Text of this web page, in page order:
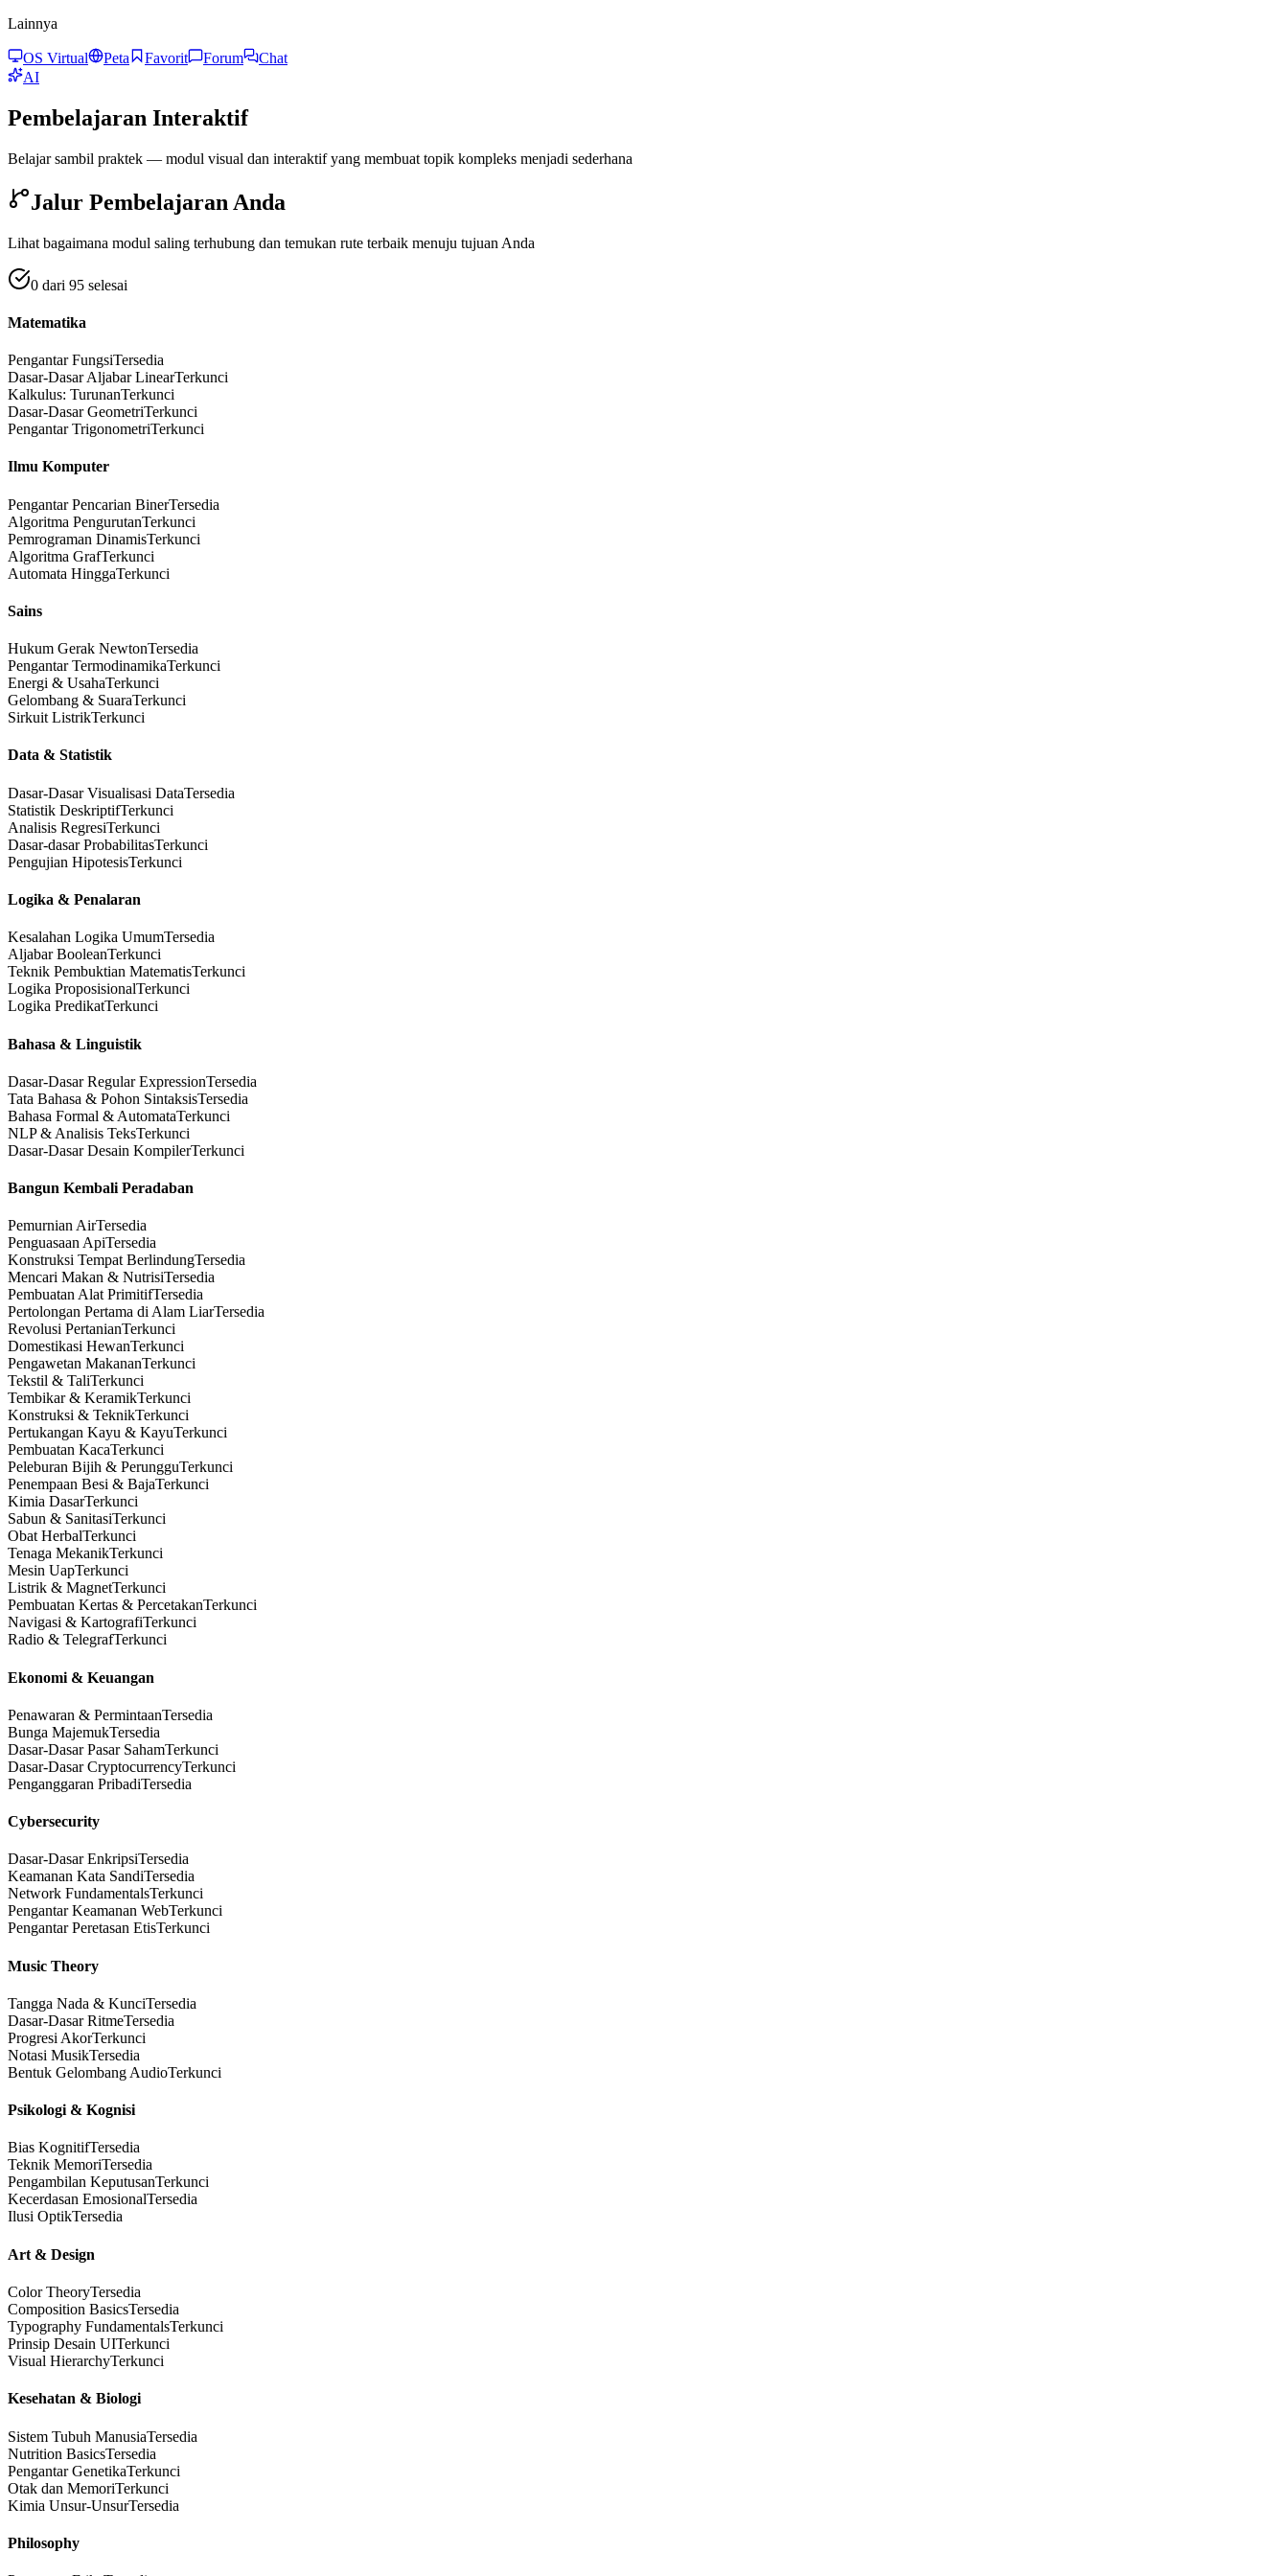
Lainnya
OS Virtual Peta Favorit Forum
Chat
AI
Pembelajaran Interaktif
Belajar sambil praktek — modul visual dan interaktif yang membuat topik kompleks menjadi sederhana
Jalur Pembelajaran Anda
Lihat bagaimana modul saling terhubung dan temukan rute terbaik menuju tujuan Anda
0 dari 95 selesai
Matematika
Pengantar FungsiTersedia
Dasar-Dasar Aljabar LinearTerkunci
Kalkulus: TurunanTerkunci
Dasar-Dasar GeometriTerkunci
Pengantar TrigonometriTerkunci
Ilmu Komputer
Pengantar Pencarian BinerTersedia
Algoritma PengurutanTerkunci
Pemrograman DinamisTerkunci
Algoritma GrafTerkunci
Automata HinggaTerkunci
Sains
Hukum Gerak NewtonTersedia
Pengantar TermodinamikaTerkunci
Energi & UsahaTerkunci
Gelombang & SuaraTerkunci
Sirkuit ListrikTerkunci
Data & Statistik
Dasar-Dasar Visualisasi DataTersedia
Statistik DeskriptifTerkunci
Analisis RegresiTerkunci
Dasar-dasar ProbabilitasTerkunci
Pengujian HipotesisTerkunci
Logika & Penalaran
Kesalahan Logika UmumTersedia
Aljabar BooleanTerkunci
Teknik Pembuktian MatematisTerkunci
Logika ProposisionalTerkunci
Logika PredikatTerkunci
Bahasa & Linguistik
Dasar-Dasar Regular ExpressionTersedia
Tata Bahasa & Pohon SintaksisTersedia
Bahasa Formal & AutomataTerkunci
NLP & Analisis TeksTerkunci
Dasar-Dasar Desain KompilerTerkunci
Bangun Kembali Peradaban
Pemurnian AirTersedia
Penguasaan ApiTersedia
Konstruksi Tempat BerlindungTersedia
Mencari Makan & NutrisiTersedia
Pembuatan Alat PrimitifTersedia
Pertolongan Pertama di Alam LiarTersedia
Revolusi PertanianTerkunci
Domestikasi HewanTerkunci
Pengawetan MakananTerkunci
Tekstil & TaliTerkunci
Tembikar & KeramikTerkunci
Konstruksi & TeknikTerkunci
Pertukangan Kayu & KayuTerkunci
Pembuatan KacaTerkunci
Peleburan Bijih & PerungguTerkunci
Penempaan Besi & BajaTerkunci
Kimia DasarTerkunci
Sabun & SanitasiTerkunci
Obat HerbalTerkunci
Tenaga MekanikTerkunci
Mesin UapTerkunci
Listrik & MagnetTerkunci
Pembuatan Kertas & PercetakanTerkunci
Navigasi & KartografiTerkunci
Radio & TelegrafTerkunci
Ekonomi & Keuangan
Penawaran & PermintaanTersedia
Bunga MajemukTersedia
Dasar-Dasar Pasar SahamTerkunci
Dasar-Dasar CryptocurrencyTerkunci
Penganggaran PribadiTersedia
Cybersecurity
Dasar-Dasar EnkripsiTersedia
Keamanan Kata SandiTersedia
Network FundamentalsTerkunci
Pengantar Keamanan WebTerkunci
Pengantar Peretasan EtisTerkunci
Music Theory
Tangga Nada & KunciTersedia
Dasar-Dasar RitmeTersedia
Progresi AkorTerkunci
Notasi MusikTersedia
Bentuk Gelombang AudioTerkunci
Psikologi & Kognisi
Bias KognitifTersedia
Teknik MemoriTersedia
Pengambilan KeputusanTerkunci
Kecerdasan EmosionalTersedia
Ilusi OptikTersedia
Art & Design
Color TheoryTersedia
Composition BasicsTersedia
Typography FundamentalsTerkunci
Prinsip Desain UITerkunci
Visual HierarchyTerkunci
Kesehatan & Biologi
Sistem Tubuh ManusiaTersedia
Nutrition BasicsTersedia
Pengantar GenetikaTerkunci
Otak dan MemoriTerkunci
Kimia Unsur-UnsurTersedia
Philosophy